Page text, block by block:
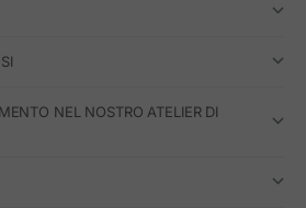
NEL NOSTRO ATELIER DI